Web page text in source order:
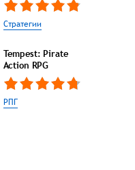
Стратегии
Tempest: Pirate
Action RPG
РПГ